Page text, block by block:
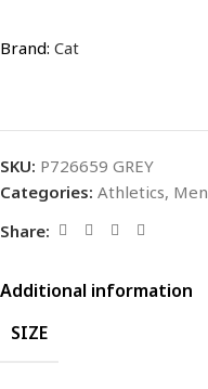
Brand: Cat
SKU: P726659 GREY
Categories: Athletics, Men
Share:
Additional information
SIZE